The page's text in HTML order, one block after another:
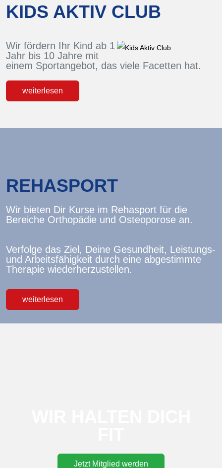
KIDS AKTIV CLUB
Wir fördern Ihr Kind ab 1
Jahr bis 10 Jahre mit
einem Sportangebot, das viele Facetten hat.
weiterlesen
REHASPORT
Wir bieten Dir Kurse im Rehasport für die
Bereiche Orthopädie und Osteoporose an.
Verfolge das Ziel, Deine Gesundheit, Leistungs-
und Arbeitsfähigkeit durch eine abgestimmte
Therapie wiederherzustellen.
weiterlesen
Jetzt Mitglied werden